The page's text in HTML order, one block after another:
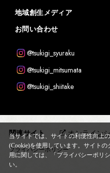
地域創生メディア
お問い合わせ
@tsukigi_syuraku
@tsukigi_mitsumata
@tsukigi_shiitake
関連サイト オンライン
プライバシーポリシー
当サイトでは、サイトの利便性向上
(Cookie)を使用しています。 サイトの
用に関しては、「 プライバシーポリ
い。